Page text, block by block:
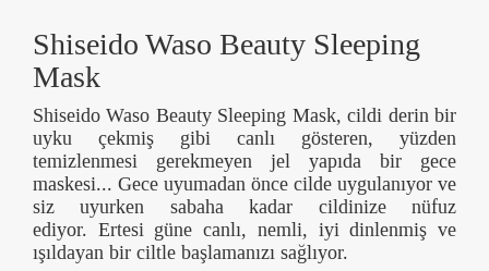
Shiseido Waso Beauty Sleeping
Mask
Shiseido Waso Beauty Sleeping Mask, cildi derin bir
uyku çekmiş gibi canlı gösteren, yüzden
temizlenmesi gerekmeyen jel yapıda bir gece
maskesi... Gece uyumadan önce cilde uygulanıyor ve
siz uyurken sabaha kadar cildinize nüfuz
ediyor. Ertesi güne canlı, nemli, iyi dinlenmiş ve
ışıldayan bir ciltle başlamanızı sağlıyor.